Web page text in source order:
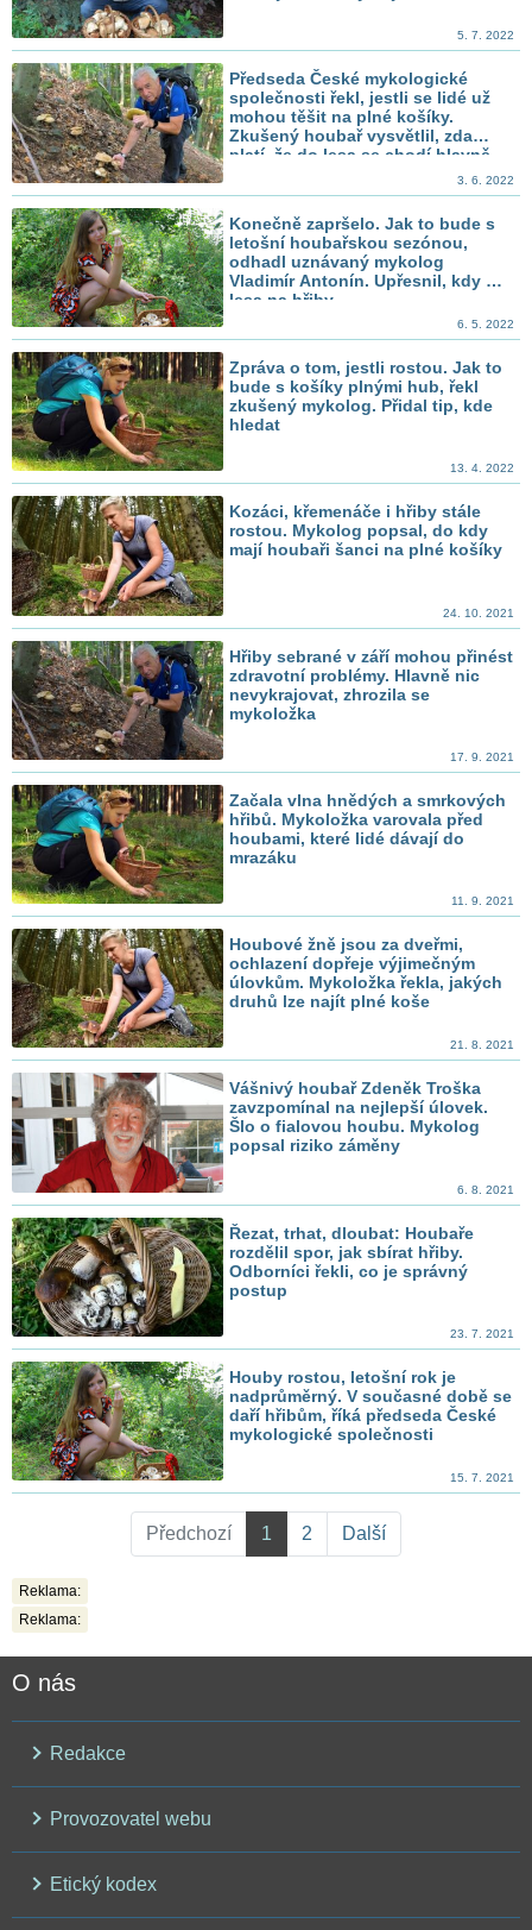
5. 7. 2022
Předseda České mykologické
společnosti řekl, jestli se lidé už
mohou těšit na plné košíky.
Zkušený houbař vysvětlil, zda
platí, že do lesa se chodí hlavně
3. 6. 2022
Konečně zapršelo. Jak to bude s
letošní houbařskou sezónou,
odhadl uznávaný mykolog
Vladimír Antonín. Upřesnil, kdy do
lesa na hřiby
6. 5. 2022
Zpráva o tom, jestli rostou. Jak to
bude s košíky plnými hub, řekl
zkušený mykolog. Přidal tip, kde
hledat
13. 4. 2022
Kozáci, křemenáče i hřiby stále
rostou. Mykolog popsal, do kdy
mají houbaři šanci na plné košíky
24. 10. 2021
Hřiby sebrané v září mohou přinést
zdravotní problémy. Hlavně nic
nevykrajovat, zhrozila se
mykoložka
17. 9. 2021
Začala vlna hnědých a smrkových
hřibů. Mykoložka varovala před
houbami, které lidé dávají do
mrazáku
11. 9. 2021
Houbové žně jsou za dveřmi,
ochlazení dopřeje výjimečným
úlovkům. Mykoložka řekla, jakých
druhů lze najít plné koše
21. 8. 2021
Vášnivý houbař Zdeněk Troška
zavzpomínal na nejlepší úlovek.
Šlo o fialovou houbu. Mykolog
popsal riziko záměny
6. 8. 2021
Řezat, trhat, dloubat: Houbaře
rozdělil spor, jak sbírat hřiby.
Odborníci řekli, co je správný
postup
23. 7. 2021
Houby rostou, letošní rok je
nadprůměrný. V současné době se
daří hřibům, říká předseda České
mykologické společnosti
15. 7. 2021
Předchozí 1 2 Další
Reklama:
Reklama:
O nás
Redakce
Provozovatel webu
Etický kodex